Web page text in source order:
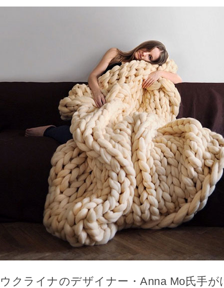
ウクライナのデザイナー・Anna Mo氏手が